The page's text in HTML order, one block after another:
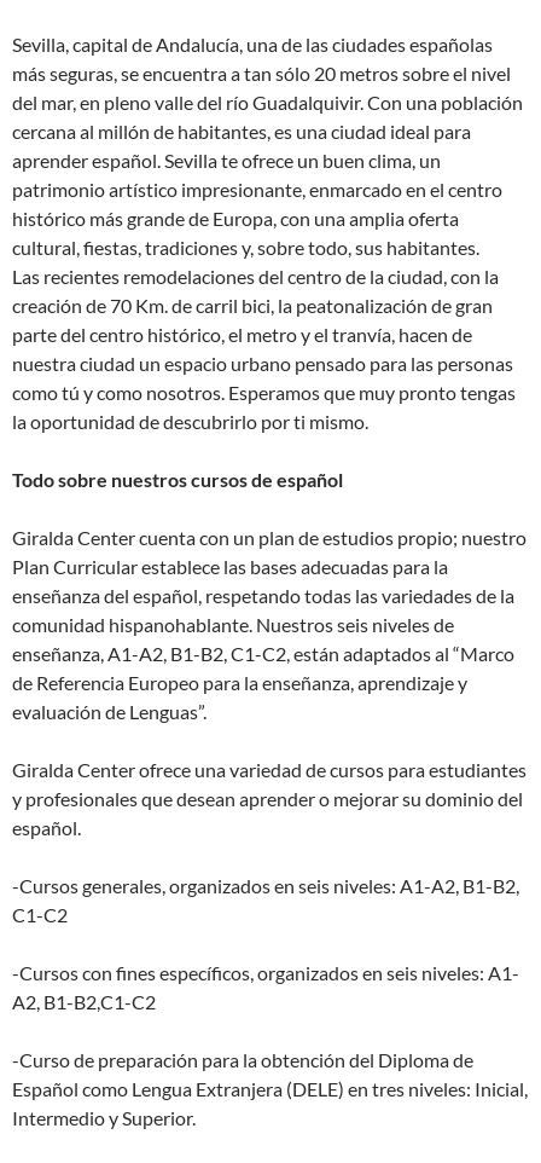
Sevilla, capital de Andalucía, una de las ciudades españolas
más seguras, se encuentra a tan sólo 20 metros sobre el nivel
del mar, en pleno valle del río Guadalquivir. Con una población
cercana al millón de habitantes, es una ciudad ideal para
aprender español. Sevilla te ofrece un buen clima, un
patrimonio artístico impresionante, enmarcado en el centro
histórico más grande de Europa, con una amplia oferta
cultural, fiestas, tradiciones y, sobre todo, sus habitantes.
Las recientes remodelaciones del centro de la ciudad, con la
creación de 70 Km. de carril bici, la peatonalización de gran
parte del centro histórico, el metro y el tranvía, hacen de
nuestra ciudad un espacio urbano pensado para las personas
como tú y como nosotros. Esperamos que muy pronto tengas
la oportunidad de descubrirlo por ti mismo.
Todo sobre nuestros cursos de español
Giralda Center cuenta con un plan de estudios propio; nuestro
Plan Curricular establece las bases adecuadas para la
enseñanza del español, respetando todas las variedades de la
comunidad hispanohablante. Nuestros seis niveles de
enseñanza, A1-A2, B1-B2, C1-C2, están adaptados al “Marco
de Referencia Europeo para la enseñanza, aprendizaje y
evaluación de Lenguas”.
Giralda Center ofrece una variedad de cursos para estudiantes
y profesionales que desean aprender o mejorar su dominio del
español.
-Cursos generales, organizados en seis niveles: A1-A2, B1-B2,
C1-C2
-Cursos con fines específicos, organizados en seis niveles: A1-
A2, B1-B2,C1-C2
-Curso de preparación para la obtención del Diploma de
Español como Lengua Extranjera (DELE) en tres niveles: Inicial,
Intermedio y Superior.